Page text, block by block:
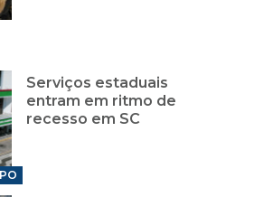
Serviços estaduais
entram em ritmo de
recesso em SC